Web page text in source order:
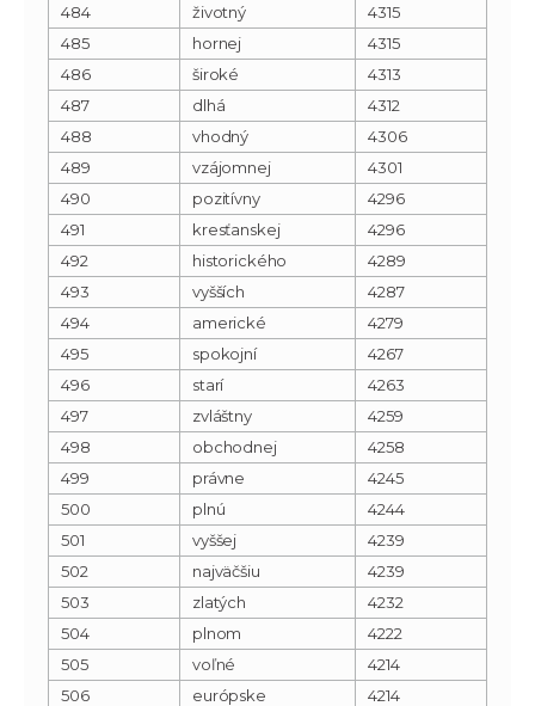
484
životný
4315
485
hornej
4315
486
široké
4313
487
dlhá
4312
488
vhodný
4306
489
vzájomnej
4301
490
pozitívny
4296
491
kresťanskej
4296
492
historického
4289
493
vyšších
4287
494
americké
4279
495
spokojní
4267
496
starí
4263
497
zvláštny
4259
498
obchodnej
4258
499
právne
4245
500
plnú
4244
501
vyššej
4239
502
najväčšiu
4239
503
zlatých
4232
504
plnom
4222
505
voľné
4214
506
európske
4214